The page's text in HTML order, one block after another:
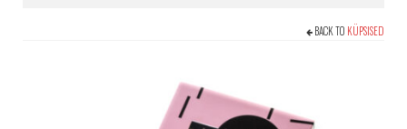
BACK TO KÜPSISED